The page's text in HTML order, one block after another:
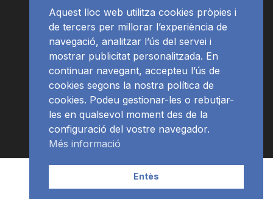
APP Programació
Aquest lloc web utilitza cookies pròpies i
de tercers per millorar l’experiència de
navegació, analitzar l’ús del servei i
mostrar publicitat personalitzada. En
continuar navegant, accepteu l’ús de
cookies segons la nostra política de
cookies. Podeu gestionar-les o rebutjar-
les en qualsevol moment des de la
configuració del vostre navegador.
Més informació
Entès